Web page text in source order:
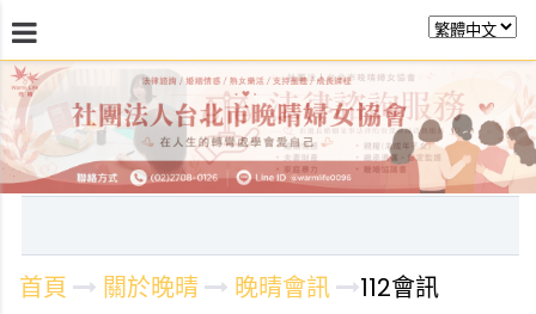
最新消息 關於晚晴 日常服務 課程活動
首頁 關於晚晴 晚晴會訊 112會訊